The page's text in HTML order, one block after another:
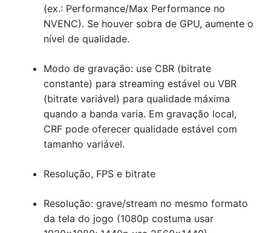
(ex.: Performance/Max Performance no
NVENC). Se houver sobra de GPU, aumente o
nível de qualidade.
Modo de gravação: use CBR (bitrate
constante) para streaming estável ou VBR
(bitrate variável) para qualidade máxima
quando a banda varia. Em gravação local,
CRF pode oferecer qualidade estável com
tamanho variável.
Resolução, FPS e bitrate
Resolução: grave/stream no mesmo formato
da tela do jogo (1080p costuma usar